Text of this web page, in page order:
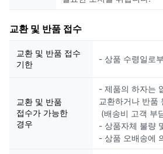
교환 및 반품 접수
교환 및 반품 접수
기한
- 상품 수령일로
교환 및 반품
접수가 가능한
경우
- 제품의 하자는
교환하거나 반품
(배송비 고객 부
- 상품자체 불량
- 상품 오배송에